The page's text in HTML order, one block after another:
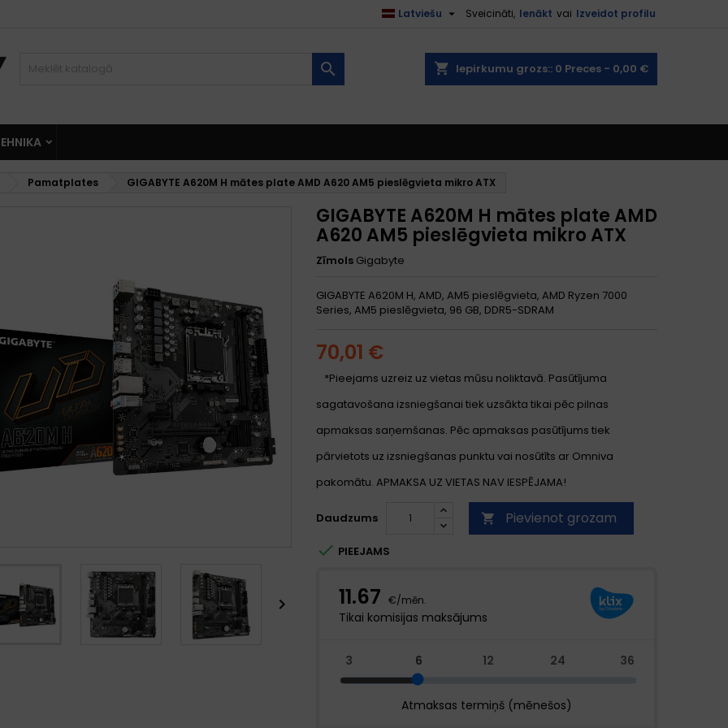
Sveicināti, Ienākt vai Izveidot profilu
Latviešu 
shopping_cart Iepirkumu grozs:: 0 Preces - 0,00 €

Pamatplates GIGABYTE A620M H mātes plate AMD A620 AM5 pieslēgvieta mikro ATX

GIGABYTE A620M H mātes plate AMD
A620 AM5 pieslēgvieta mikro ATX
Zīmols Gigabyte
GIGABYTE A620M H, AMD, AM5 pieslēgvieta, AMD Ryzen 7000
Series, AM5 pieslēgvieta, 96 GB, DDR5-SDRAM
70,01 €
*Pieejams uzreiz uz vietas mūsu noliktavā. Pasūtījuma
sagatavošana izsniegšanai tiek uzsākta tikai pēc pilnas
apmaksas saņemšanas. Pēc apmaksas pasūtījums tiek
pārvietots uz izsniegšanas punktu vai nosūtīts ar Omniva
pakomātu. APMAKSA UZ VIETAS NAV IESPĒJAMA!
Daudzums  Pievienot grozam
 PIEEJAMS